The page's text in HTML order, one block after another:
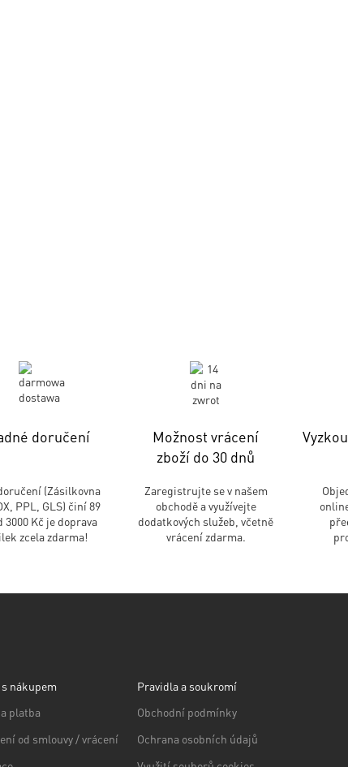
doručení
(Zásilkovna
PPL, GLS) činí 89
3000 Kč je doprava
zcela zdarma!
Možnost vrácení
zboží do 30 dnů
Zaregistrujte se v našem
obchodě a využívejte
dodatkových služeb, včetně
vrácení zdarma.
nákupem
platba
od smlouvy / vrácení
Pravidla a soukromí
Obchodní podmínky
Ochrana osobních údajů